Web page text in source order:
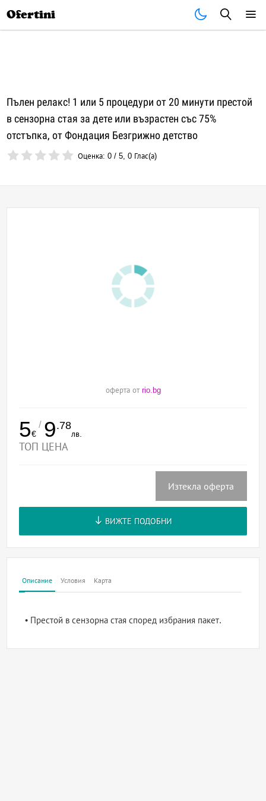
Ofertini
Пълен релакс! 1 или 5 процедури от 20 минути престой
в сензорна стая за дете или възрастен със 75%
отстъпка, от Фондация Безгрижно детство
Оценка:0 /5,0 Глас(а)
оферта от rio.bg
5€
/ 9.78
лв.
ТОП ЦЕНА
Изтекла оферта
ВИЖТЕ ПОДОБНИ
Описание Условия Карта
• Престой в сензорна стая според избрания пакет.